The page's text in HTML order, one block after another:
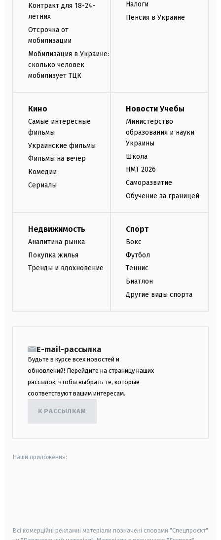
Контракт для 18-24-
летних
Отсрочка от
мобилизации
Мобилизация в Украине:
сколько человек
мобилизует ТЦК
Налоги
Пенсия в Украине
Кино
Самые интересные
фильмы
Украинские фильмы
Фильмы на вечер
Комедии
Сериалы
Новости Учебы
Министерство
образования и науки
Украины
Школа
НМТ 2026
Саморазвитие
Обучение за границей
Недвижимость
Аналитика рынка
Покупка жилья
Тренды и вдохновение
Спорт
Бокс
Футбол
Теннис
Биатлон
Другие виды спорта
E-mail-рассылка
Будьте в курсе всех новостей и
обновлений! Перейдите на страницу наших
рассылок, чтобы выбрать те, которые
соответствуют вашим интересам.
К РАССЫЛКАМ
Наши приложения:
Всі комерційні рекламні матеріали позначені словами "Спецпроєкт"